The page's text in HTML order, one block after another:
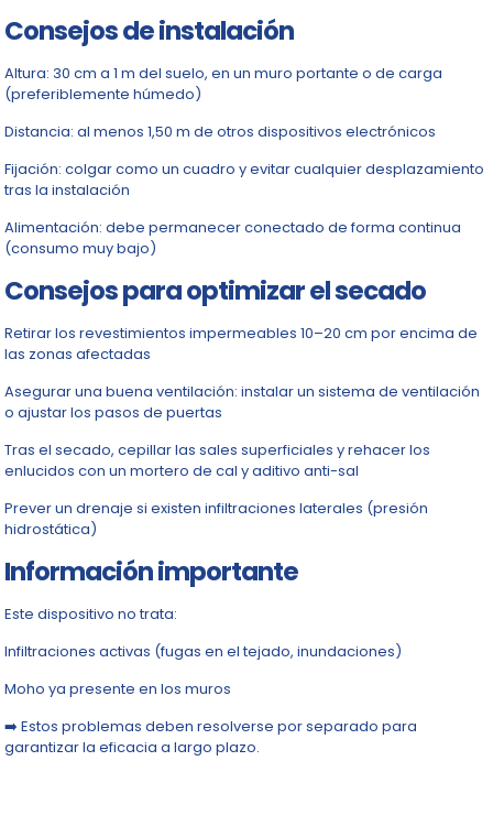
Consejos de instalación
Altura: 30 cm a 1 m del suelo, en un muro portante o de carga
(preferiblemente húmedo)
Distancia: al menos 1,50 m de otros dispositivos electrónicos
Fijación: colgar como un cuadro y evitar cualquier desplazamiento
tras la instalación
Alimentación: debe permanecer conectado de forma continua
(consumo muy bajo)
Consejos para optimizar el secado
Retirar los revestimientos impermeables 10–20 cm por encima de
las zonas afectadas
Asegurar una buena ventilación: instalar un sistema de ventilación
o ajustar los pasos de puertas
Tras el secado, cepillar las sales superficiales y rehacer los
enlucidos con un mortero de cal y aditivo anti-sal
Prever un drenaje si existen infiltraciones laterales (presión
hidrostática)
Información importante
Este dispositivo no trata:
Infiltraciones activas (fugas en el tejado, inundaciones)
Moho ya presente en los muros
➡️ Estos problemas deben resolverse por separado para
garantizar la eficacia a largo plazo.